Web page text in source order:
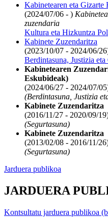
Kabinetearen eta Gizarte
(2024/07/06 - )
zuzendaria
Kultura eta Hizkuntza
Kabinete Zuzendaritza
(2023/10/07 - 2024/06/
Berdintasuna, Justizia
Kabinetearen
Eskubideak)
(2024/06/27 - 2024/07/
(Berdintasuna, Justizia
Kabinete Zuzendaritza
(2016/11/27 - 2020/09/
(Segurtasuna)
Kabinete Zuzendaritza
(2013/02/08 - 2016/11/
(Segurtasuna)
Jarduera publikoa
JARDUERA
Kontsultatu jarduera publikoa